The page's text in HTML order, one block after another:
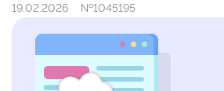
19.02.2026
№1045195